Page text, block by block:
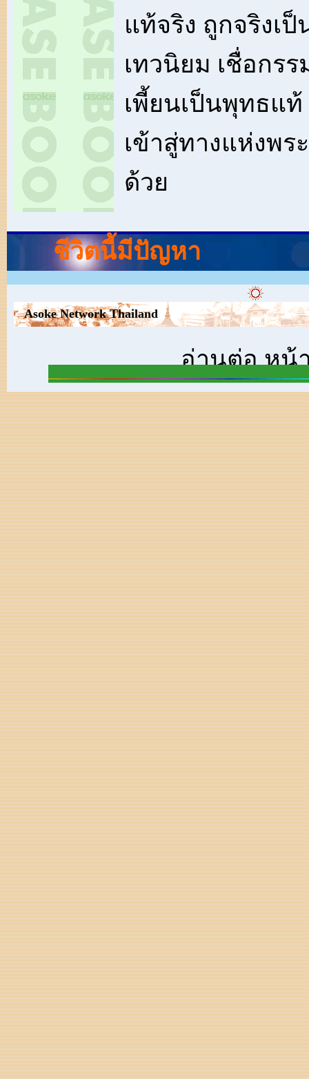
แท้จริง ถูกจริงเ
เทวนิยม เชื่อกร
เพี้ยนเป็นพุทธแท้
เข้าสู่ทางแห่งพร
ด้วย
ชีวิตนี้มีปัญหา
Asoke Network Thailand
อ่านต่อ หน้